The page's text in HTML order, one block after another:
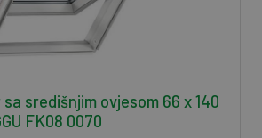
središnjim ovjesom 66 x 140
FK08 0070